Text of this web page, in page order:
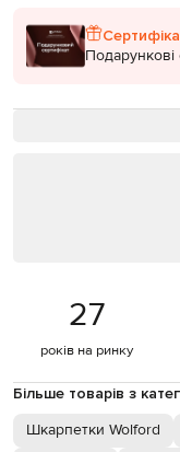
Подарункові
27
років на ринку
Більше товарів з
Шкарпетки Wolford